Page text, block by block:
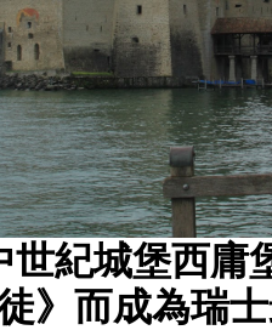
世紀城堡西庸
》而成為瑞